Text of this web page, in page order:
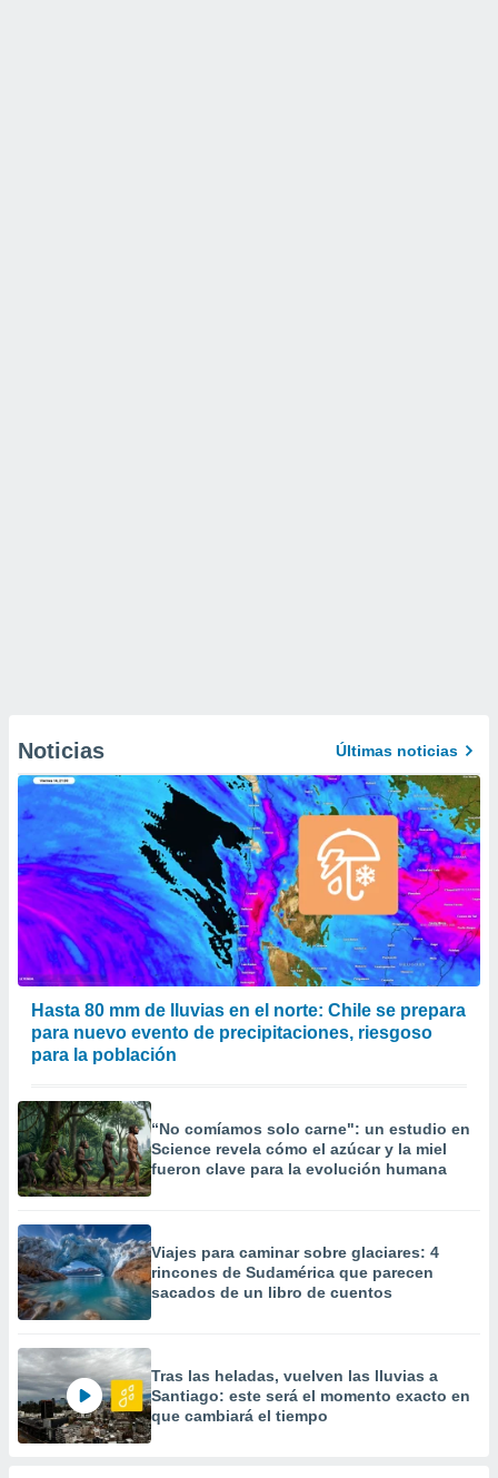
Noticias Últimas noticias
Hasta 80 mm de lluvias en el norte: Chile se prepara
para nuevo evento de precipitaciones, riesgoso
para la población
“No comíamos solo carne": un estudio en
Science revela cómo el azúcar y la miel
fueron clave para la evolución humana
Viajes para caminar sobre glaciares: 4
rincones de Sudamérica que parecen
sacados de un libro de cuentos
Tras las heladas, vuelven las lluvias a
Santiago: este será el momento exacto en
que cambiará el tiempo